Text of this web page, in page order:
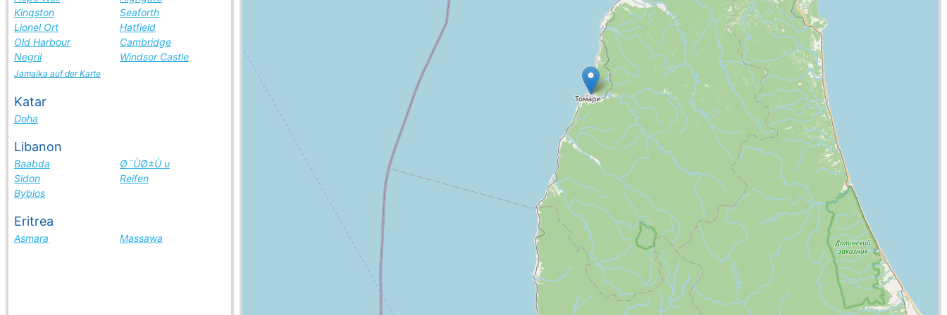
Kingston
Seaforth
Lionel Ort
Hatfield
Old Harbour
Cambridge
Negril
Windsor Castle
Jamaika auf der Karte
Katar
Doha
Libanon
Baabda
Ø¨ÙØ±Ù u
Sidon
Reifen
Byblos
Eritrea
Asmara Massawa